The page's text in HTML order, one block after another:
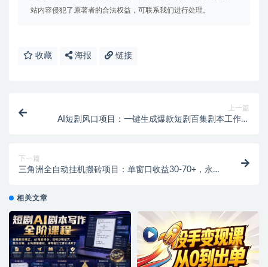
站内容侵犯了原著者的合法权益，可联系我们进行处理。
收藏 海报 链接
上一篇
AI短剧风口项目：一键生成爆款短剧百集剧本工作流
下一篇
三角洲全自动挂机搬砖项目：单窗口收益30-70+，永久
相关文章